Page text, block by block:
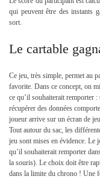
qui peuvent être des instants
sort.
Le cartable
Ce jeu, très simple, permet au
favorite. Dans ce concept, on
ce qu’il souhaiterait remporter :
récupérer des données
joueur arrive sur un écran de
Tout autour du sac, les
jeu sont mises en évidence. Le
qu’il souhaiterait remporter
la souris). Le choix doit être
dans la limite du chrono ! Une